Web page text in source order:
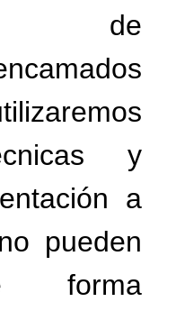
de
y
a
pueden
forma